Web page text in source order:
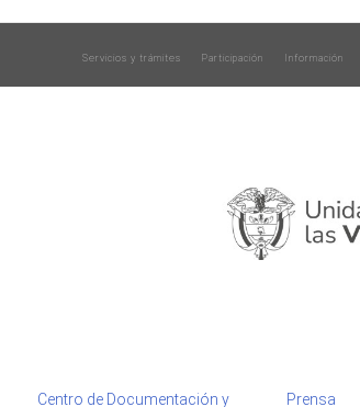
Servicios y trámites Participación Información
Centro de Documentación y
Prensa